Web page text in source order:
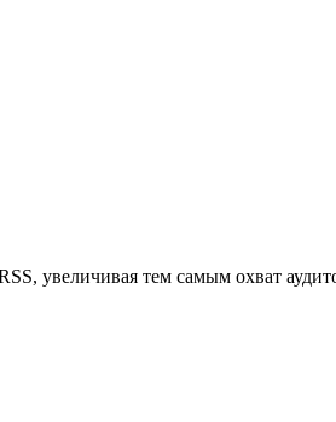
увеличивая тем самым охват